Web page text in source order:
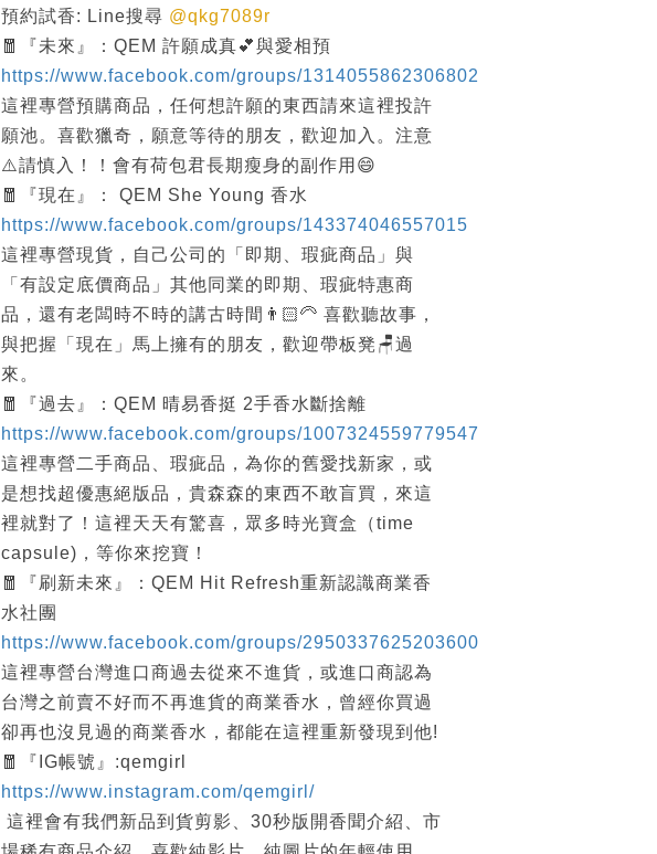
預約試香: Line搜尋 @qkg7089r
🧧『未來』：QEM 許願成真💕與愛相預
https://www.facebook.com/groups/1314055862306802
這裡專營預購商品，任何想許願的東西請來這裡投許
願池。喜歡獵奇，願意等待的朋友，歡迎加入。注意
⚠️請慎入！！會有荷包君長期瘦身的副作用😄
🧧『現在』： QEM She Young 香水
https://www.facebook.com/groups/143374046557015
這裡專營現貨，自己公司的「即期、瑕疵商品」與
「有設定底價商品」其他同業的即期、瑕疵特惠商
品，還有老闆時不時的講古時間👨🏻‍🦳 喜歡聽故事，
與把握「現在」馬上擁有的朋友，歡迎帶板凳🪑過
來。
🧧『過去』：QEM 晴易香挺 2手香水斷捨離
https://www.facebook.com/groups/1007324559779547
這裡專營二手商品、瑕疵品，為你的舊愛找新家，或
是想找超優惠絕版品，貴森森的東西不敢盲買，來這
裡就對了！這裡天天有驚喜，眾多時光寶盒（time
capsule)，等你來挖寶！
🧧『刷新未來』：QEM Hit Refresh重新認識商業香
水社團
https://www.facebook.com/groups/2950337625203600
這裡專營台灣進口商過去從來不進貨，或進口商認為
台灣之前賣不好而不再進貨的商業香水，曾經你買過
卻再也沒見過的商業香水，都能在這裡重新發現到他!
🧧『IG帳號』:qemgirl
https://www.instagram.com/qemgirl/
這裡會有我們新品到貨剪影、30秒版開香聞介紹、市